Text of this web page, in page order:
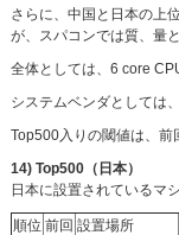
さらに、中国と日本の上
が、スパコンでは質、量
全体としては、6 core
システムベンダとしては
Top500入りの閾値は、前
14) Top500（日本）
日本に設置されているマ
順位 前回 設置場所